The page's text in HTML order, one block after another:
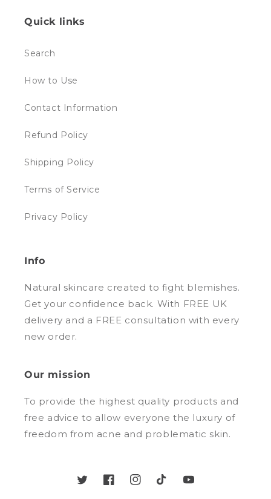
Quick links
Search
How to Use
Contact Information
Refund Policy
Shipping Policy
Terms of Service
Privacy Policy
Info
Natural skincare created to fight blemishes.
Get your confidence back. With FREE UK
delivery and a FREE consultation with every
new order.
Our mission
To provide the highest quality products and
free advice to allow everyone the luxury of
freedom from acne and problematic skin.
TwitterFacebookInstagramTikTokYouTube